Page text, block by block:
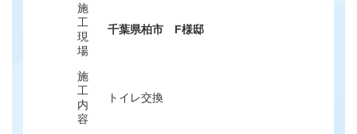
施
工
現
場
千葉県柏市 F様邸
施
工
内
容
トイレ交換